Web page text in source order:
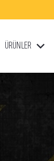
ÜRÜNLER